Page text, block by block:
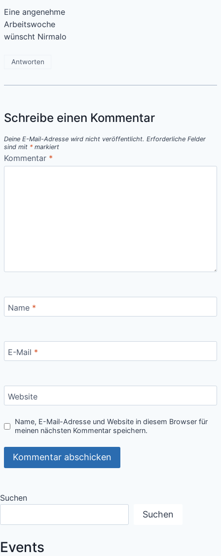
Eine angenehme
Arbeitswoche
wünscht Nirmalo
Antworten
Schreibe einen Kommentar
Deine E-Mail-Adresse wird nicht veröffentlicht. Erforderliche Felder
sind mit *markiert
Kommentar *
Name *
E-Mail *
Website
Name, E-Mail-Adresse und Website in diesem Browser für
meinen nächsten Kommentar speichern.
Suchen
Suchen
Events